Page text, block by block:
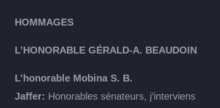
HOMMAGES
L’HONORABLE GÉRALD-A. BEAUDOIN
L’honorable Mobina S. B.
Jaffer: Honorables sénateurs, j’interviens